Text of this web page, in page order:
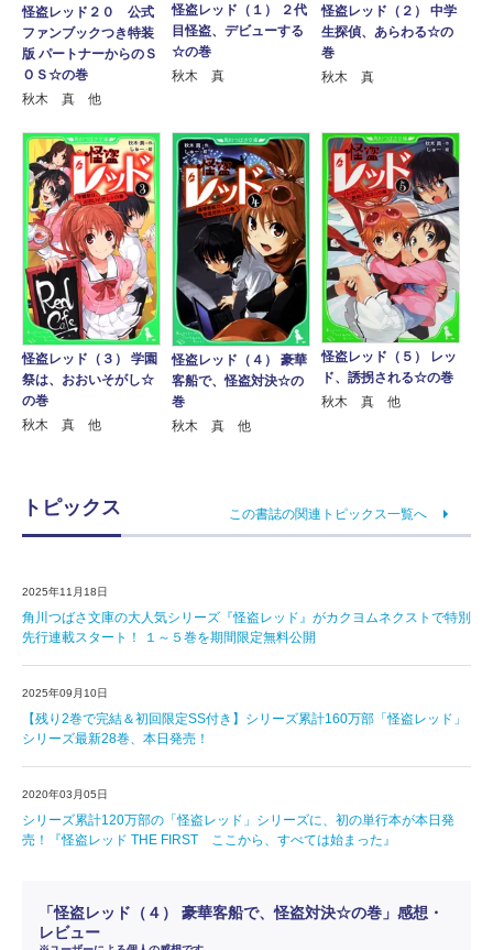
怪盗レッド２０ 公式
ファンブックつき特装
版 パートナーからのＳ
ＯＳ☆の巻
秋木 真 他
怪盗レッド（１） ２代
目怪盗、デビューする
☆の巻
秋木 真
怪盗レッド（２） 中学
生探偵、あらわる☆の
巻
秋木 真
怪盗レッド（３） 学園
祭は、おおいそがし☆
の巻
秋木 真 他
怪盗レッド（４） 豪華
客船で、怪盗対決☆の
巻
秋木 真 他
怪盗レッド（５） レッ
ド、誘拐される☆の巻
秋木 真 他
トピックス この書誌の関連トピックス一覧へ
2025年11月18日
角川つばさ文庫の大人気シリーズ『怪盗レッド』がカクヨムネクストで特別
先行連載スタート！ １～５巻を期間限定無料公開
2025年09月10日
【残り2巻で完結＆初回限定SS付き】シリーズ累計160万部「怪盗レッド」
シリーズ最新28巻、本日発売！
2020年03月05日
シリーズ累計120万部の「怪盗レッド」シリーズに、初の単行本が本日発
売！『怪盗レッド THE FIRST ここから、すべては始まった』
「怪盗レッド（４） 豪華客船で、怪盗対決☆の巻」感想・
レビュー